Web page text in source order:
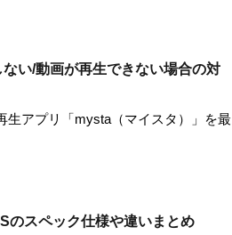
い/動画が再生できない場合の対
アプリ「mysta（マイスタ）」を最
のスペック仕様や違いまとめ